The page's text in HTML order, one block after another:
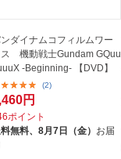
ダイナムコフィルムワー
ス 機動戦士Gundam GQuu
-Beginning- 【DVD】
(2)
円
ポイント
無料、8月7日（金） お届